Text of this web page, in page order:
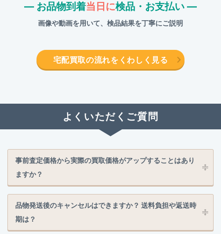
― お品物到着当日に検品・お支払い ―
画像や動画を用いて、検品結果を丁寧にご説明
宅配買取の流れをくわしく見る
よくいただくご質問
事前査定価格から実際の買取価格がアップすることはあり
ますか？
品物発送後のキャンセルはできますか？ 送料負担や返送時
期は？